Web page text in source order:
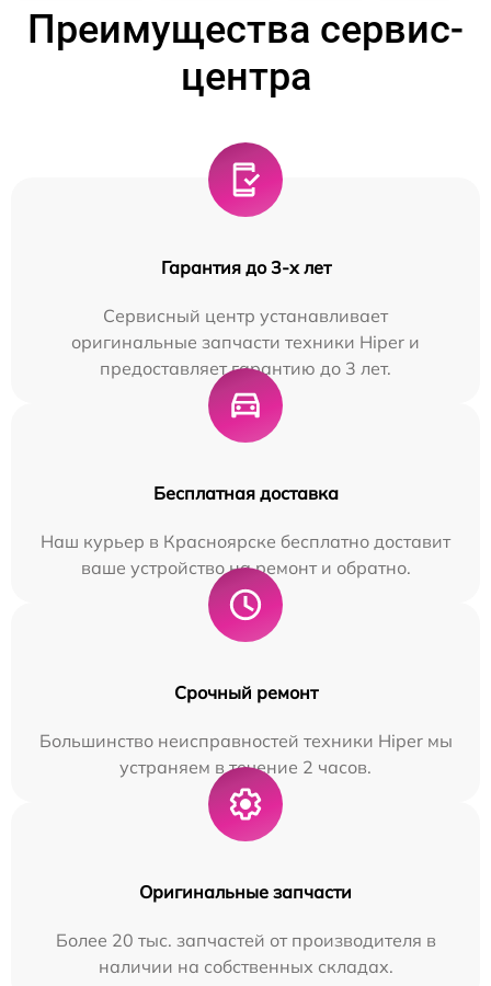
Преимущества сервис-
центра
Гарантия до 3-х лет
Сервисный центр устанавливает
оригинальные запчасти техники Hiper и
предоставляет гарантию до 3 лет.
Бесплатная доставка
Наш курьер в Красноярске бесплатно доставит
ваше устройство на ремонт и обратно.
Срочный ремонт
Большинство неисправностей техники Hiper мы
устраняем в течение 2 часов.
Оригинальные запчасти
Более 20 тыс. запчастей от производителя в
наличии на собственных складах.